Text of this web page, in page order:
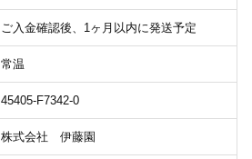
ご入金確認後、1ヶ月以内に発送予定
常温
45405-F7342-0
株式会社 伊藤園